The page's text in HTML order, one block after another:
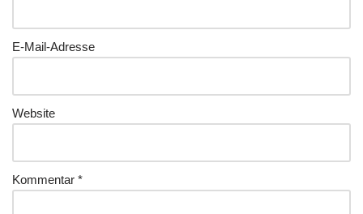
E-Mail-Adresse
Website
Kommentar *